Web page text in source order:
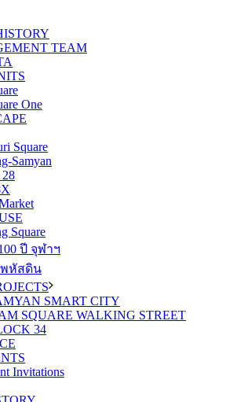
TEAM
One
Square
Samyan
Square
ปี จุฬาฯ
หัสดิน
SMART CITY
SQUARE WALKING STREET
34
Invitations